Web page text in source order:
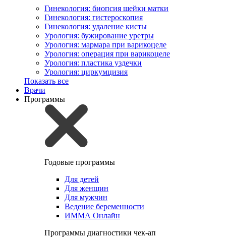
Гинекология: биопсия шейки матки
Гинекология: гистероскопия
Гинекология: удаление кисты
Урология: бужирование уретры
Урология: мармара при варикоцеле
Урология: операция при варикоцеле
Урология: пластика уздечки
Урология: циркумцизия
Показать все
Врачи
Программы
Годовые программы
Для детей
Для женщин
Для мужчин
Ведение беременности
ИММА Онлайн
Программы диагностики чек-ап